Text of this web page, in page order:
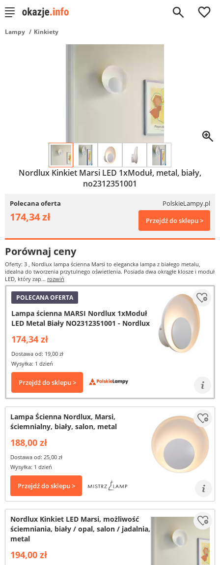
0
Lampy Kinkiety
Nordlux Kinkiet Marsi LED 1xModuł, metal, biały,
no2312351001
Polecana oferta PolskieLampy.pl
174,34 zł Przejdź do sklepu >
Porównaj ceny
Oferty: 3 , Nordlux lampa ścienna Marsi to elegancka lampa z białego metalu,
idealna do tworzenia przytulnego oświetlenia. Posiada dwa okrągłe klosze i moduł
LED, który zap... rozwiń
POLECANA OFERTA
Lampa ścienna MARSI Nordlux 1xModuł
LED Metal Biały NO2312351001 - Nordlux
174,34 zł
Dostawa od: 19,00 zł
Wysyłka: 1 dzień
Przejdź do sklepu >
Lampa Ścienna Nordlux, Marsi,
ściemnialny, biały, salon, metal
188,00 zł
Dostawa od: 25,00 zł
Wysyłka: 1 dzień
Przejdź do sklepu >
Nordlux Kinkiet LED Marsi, możliwość
ściemniania, biały / opal, salon / jadalnia,
metal
194,00 zł